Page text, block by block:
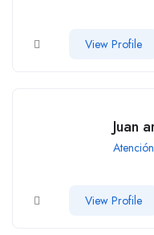
View Profile
Juan
View Profile